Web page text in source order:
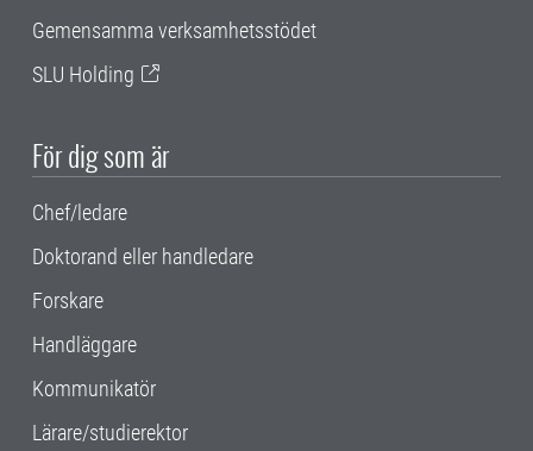
Gemensamma verksamhetsstödet
SLU Holding
För dig som är
Chef/ledare
Doktorand eller handledare
Forskare
Handläggare
Kommunikatör
Lärare/studierektor